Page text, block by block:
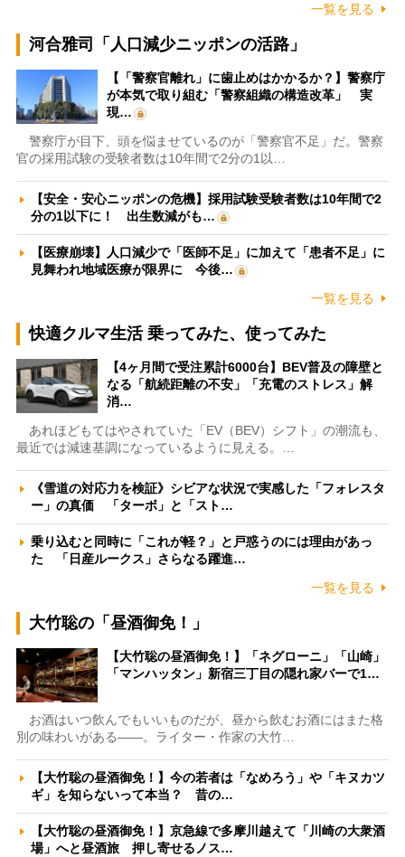
一覧を見る
河合雅司「人口減少ニッポンの活路」
【「警察官離れ」に歯止めはかかるか？】警察庁
が本気で取り組む「警察組織の構造改革」 実
現…
警察庁が目下、頭を悩ませているのが「警察官不足」だ。警察
官の採用試験の受験者数は10年間で2分の1以…
【安全・安心ニッポンの危機】採用試験受験者数は10年間で2
分の1以下に！ 出生数減がも…
【医療崩壊】人口減少で「医師不足」に加えて「患者不足」に
見舞われ地域医療が限界に 今後…
一覧を見る
快適クルマ生活 乗ってみた、使ってみた
【4ヶ月間で受注累計6000台】BEV普及の障壁と
なる「航続距離の不安」「充電のストレス」解
消…
あれほどもてはやされていた「EV（BEV）シフト」の潮流も、
最近では減速基調になっているように見える。…
《雪道の対応力を検証》シビアな状況で実感した「フォレスタ
ー」の真価 「ターボ」と「スト…
乗り込むと同時に「これが軽？」と戸惑うのには理由があっ
た 「日産ルークス」さらなる躍進…
一覧を見る
大竹聡の「昼酒御免！」
【大竹聡の昼酒御免！】「ネグローニ」「山崎」
「マンハッタン」新宿三丁目の隠れ家バーで1…
お酒はいつ飲んでもいいものだが、昼から飲むお酒にはまた格
別の味わいがある――。ライター・作家の大竹…
【大竹聡の昼酒御免！】今の若者は「なめろう」や「キヌカツ
ギ」を知らないって本当？ 昔の…
【大竹聡の昼酒御免！】京急線で多摩川越えて「川崎の大衆酒
場」へと昼酒旅 押し寄せるノス…